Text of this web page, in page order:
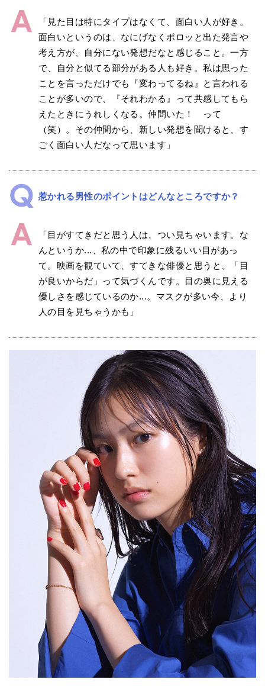
「見た目は特にタイプはなくて、面白い人が好き。
面白いというのは、なにげなくポロッと出た発言や
考え方が、自分にない発想だなと感じること。一方
で、自分と似てる部分がある人も好き。私は思った
ことを言っただけでも『変わってるね』と言われる
ことが多いので、『それわかる』って共感してもら
えたときにうれしくなる。仲間いた！ って
（笑）。その仲間から、新しい発想を聞けると、す
ごく面白い人だなって思います」
惹かれる男性のポイントはどんなところですか？
「目がすてきだと思う人は、つい見ちゃいます。な
んというか...、私の中で印象に残るいい目があっ
て。映画を観ていて、すてきな俳優と思うと、「目
が良いからだ」って気づくんです。目の奥に見える
優しさを感じているのか...。マスクが多い今、より
人の目を見ちゃうかも」